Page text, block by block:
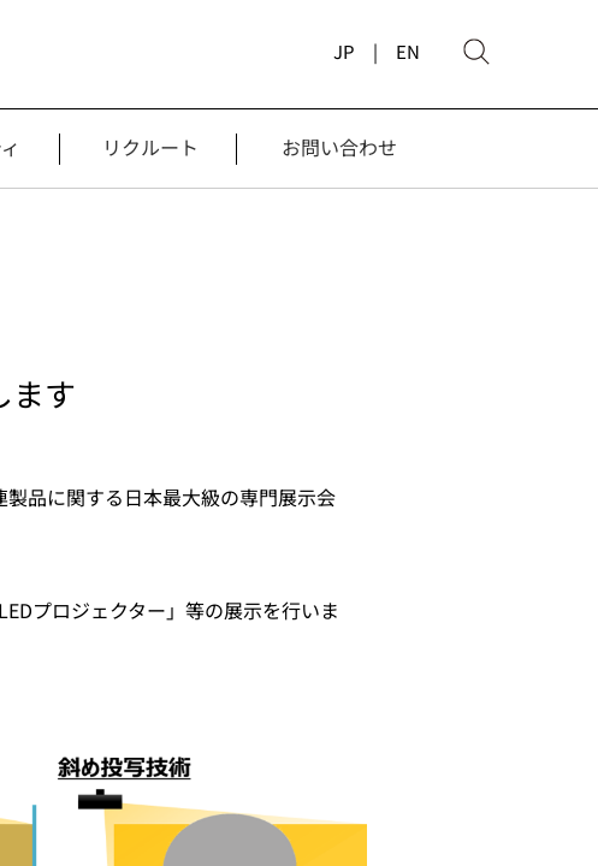
JP | EN
リクルート お問い合わせ
ます
品に関する日本最大級の専門展示会
プロジェクター」等の展示を行いま